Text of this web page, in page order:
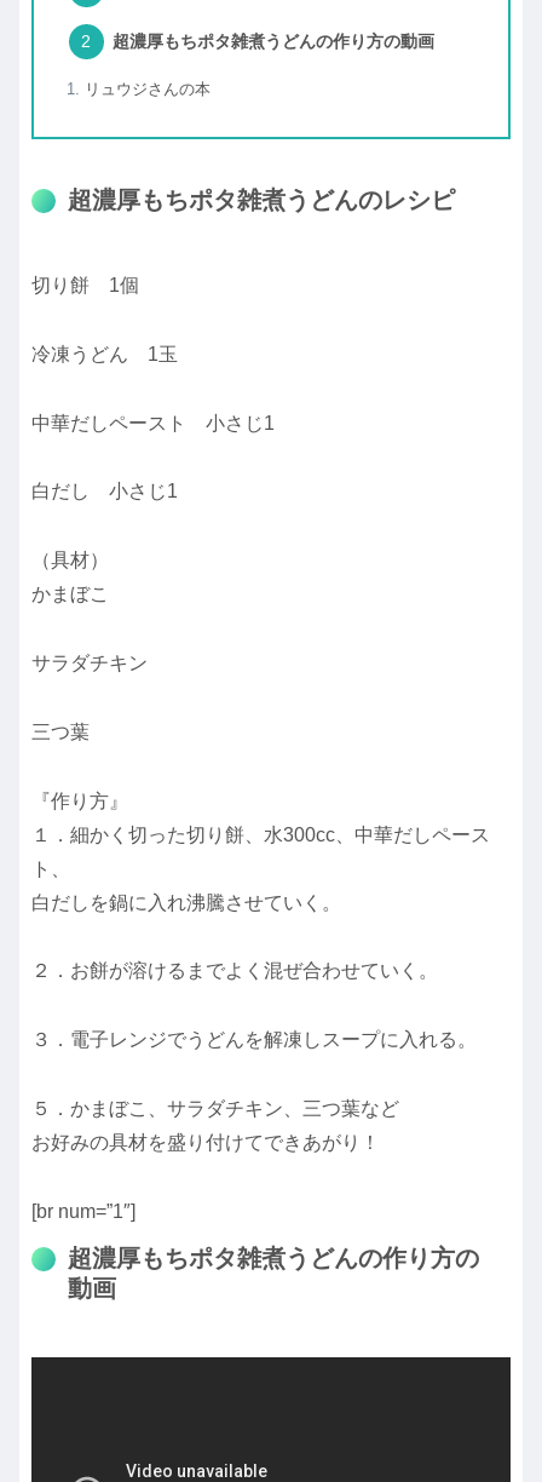
超濃厚もちポタ雑煮うどんの作り方の動画
リュウジさんの本
超濃厚もちポタ雑煮うどんのレシピ
切り餅 1個
冷凍うどん 1玉
中華だしペースト 小さじ1
白だし 小さじ1
（具材）
かまぼこ
サラダチキン
三つ葉
『作り方』
１．細かく切った切り餅、水300cc、中華だしペース
ト、
白だしを鍋に入れ沸騰させていく。
２．お餅が溶けるまでよく混ぜ合わせていく。
３．電子レンジでうどんを解凍しスープに入れる。
５．かまぼこ、サラダチキン、三つ葉など
お好みの具材を盛り付けてできあがり！
[br num=”1″]
超濃厚もちポタ雑煮うどんの作り方の
動画